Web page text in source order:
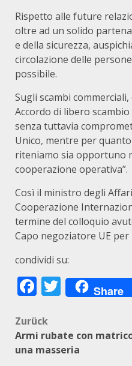
Rispetto alle future
oltre ad un solido
e della sicurezza,
circolazione delle
possibile.
Sugli scambi
Accordo di libero
senza tuttavia
Unico, mentre per
riteniamo sia opportuno
cooperazione operativa”.
Così il ministro degli
Cooperazione
termine del colloquio
Capo negoziatore UE
condividi su:
Facebook
Twitter
Share
Zurück
Armi rubate con
una masseria